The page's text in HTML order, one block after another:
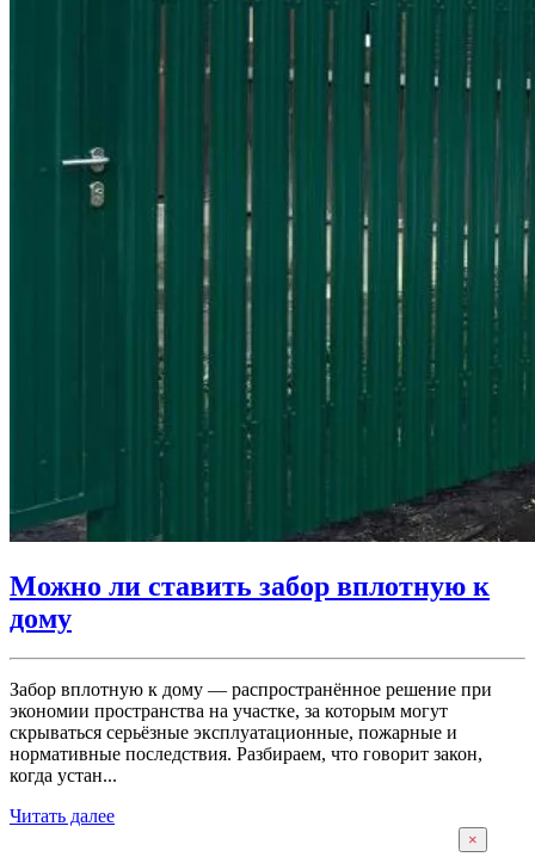
Можно ли ставить забор вплотную к
дому
Забор вплотную к дому — распространённое решение при
экономии пространства на участке, за которым могут
скрываться серьёзные эксплуатационные, пожарные и
нормативные последствия. Разбираем, что говорит закон,
когда устан...
Читать далее
×